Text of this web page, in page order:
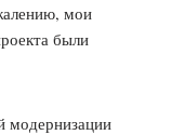
мои
были
модернизации